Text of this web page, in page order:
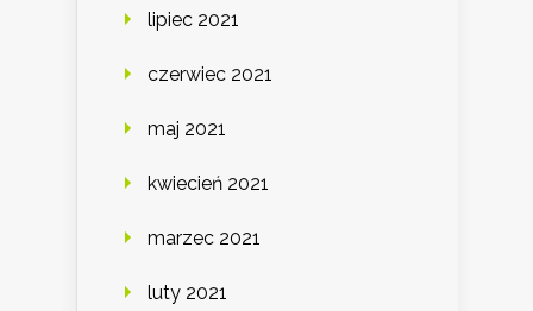
lipiec 2021
czerwiec 2021
maj 2021
kwiecień 2021
marzec 2021
luty 2021